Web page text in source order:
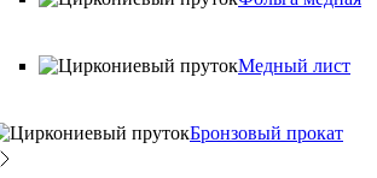
Медный лист
Бронзовый прокат